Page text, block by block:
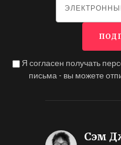
Я согласен получать
письма - вы можете
Сэм